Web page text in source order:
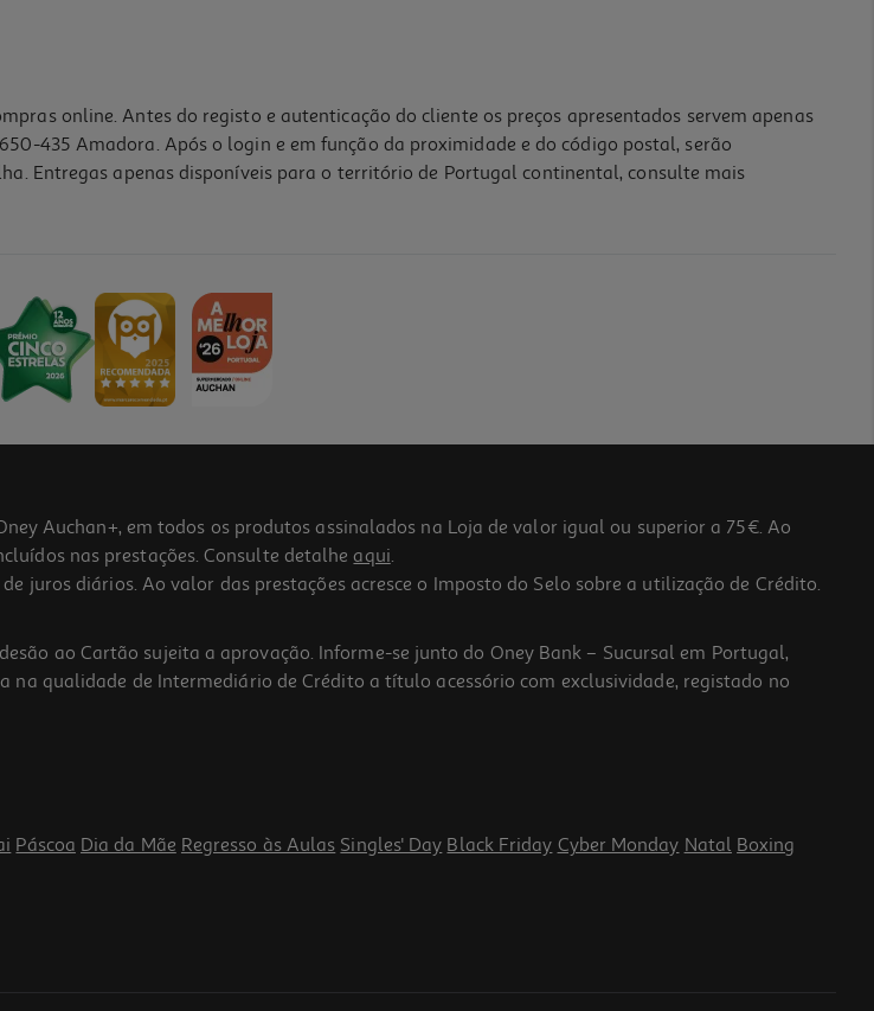
online. Antes do registo e autenticação do cliente os preços apresentados servem apenas
435 Amadora. Após o login e em função da proximidade e do código postal, serão
Entregas apenas disponíveis para o território de Portugal continental, consulte mais
Auchan+, em todos os produtos assinalados na Loja de valor igual ou superior a 75€. Ao
nas prestações. Consulte detalhe aqui.
juros diários. Ao valor das prestações acresce o Imposto do Selo sobre a utilização de Crédito.
ao Cartão sujeita a aprovação. Informe-se junto do Oney Bank – Sucursal em Portugal,
na qualidade de Intermediário de Crédito a título acessório com exclusividade, registado no
Páscoa Dia da Mãe Regresso às Aulas Singles' Day Black Friday Cyber Monday Natal Boxing